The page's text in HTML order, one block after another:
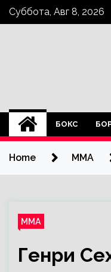
SkipСуббота, Авг 8, 2026
БОКС
Home ММА
ММА
Генри